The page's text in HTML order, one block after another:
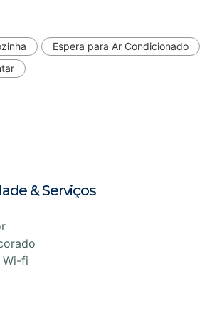
Espera para Ar Condicionado
& Serviços
Wi-fi